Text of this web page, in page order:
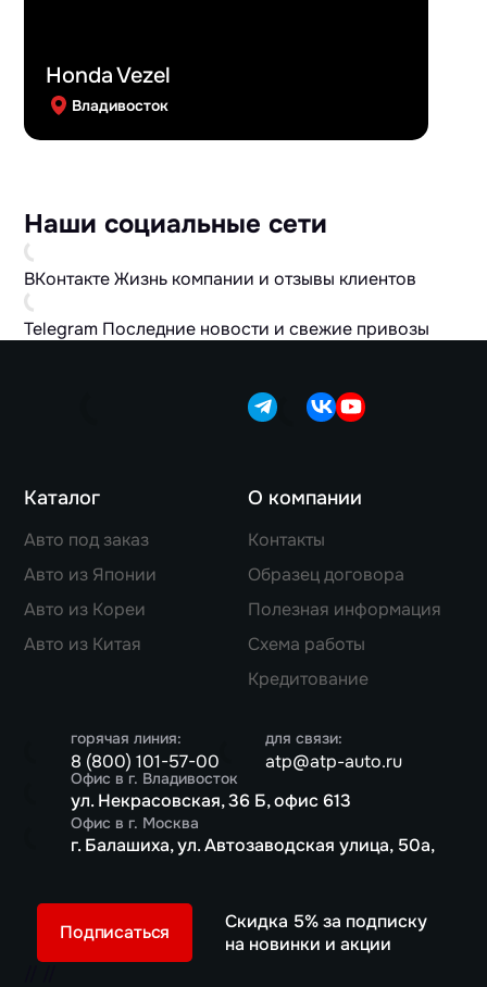
Honda Vezel
Владивосток
Наши социальные сети
ВКонтактеЖизнь компании и отзывы клиентов
Telegram Последние новости и свежие привозы
Каталог
Авто под заказ
Авто из Японии
Авто из Кореи
Авто из Китая
О компании
Контакты
Образец договора
Полезная информация
Схема работы
Кредитование
горячая линия:
8 (800) 101-57-00
для связи:
atp@atp-auto.ru
Офис в г. Владивосток
ул. Некрасовская, 36 Б, офис 613
Офис в г. Москва
г. Балашиха, ул. Автозаводская улица, 50а,
Скидка 5% за подписку
на новинки и акции
Подписаться